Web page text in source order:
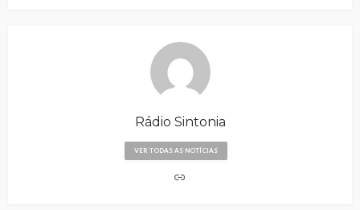
Rádio Sintonia
VER TODAS AS NOTÍCIAS